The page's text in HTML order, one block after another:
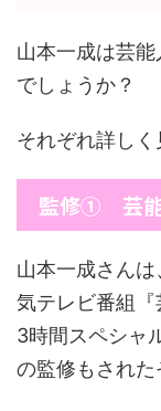
山本一成は芸
でしょうか？
それぞれ詳しく
監修① 芸能
山本一成さん
気テレビ番組
3時間スペシャ
の監修もされた